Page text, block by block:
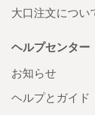
大口注文につい
ヘルプセンター
お知らせ
ヘルプとガイド